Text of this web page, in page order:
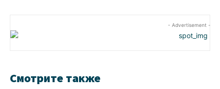
- Advertisement -
Смотрите также